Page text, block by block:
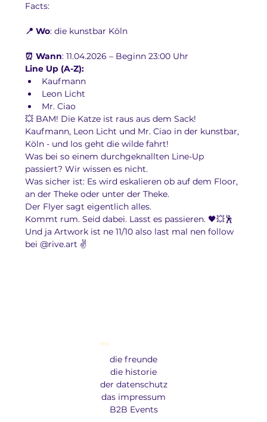
Facts:
📍 Wo: die kunstbar Köln
⏰ Wann: 11.04.2026 – Beginn 23:00 Uhr
Line Up (A-Z):
Kaufmann
Leon Licht
Mr. Ciao
💥 BAM! Die Katze ist raus aus dem Sack!
Kaufmann, Leon Licht und Mr. Ciao in der kunstbar,
Köln - und los geht die wilde fahrt!
Was bei so einem durchgeknallten Line-Up
passiert? Wir wissen es nicht.
Was sicher ist: Es wird eskalieren ob auf dem Floor,
an der Theke oder unter der Theke.
Der Flyer sagt eigentlich alles.
Kommt rum. Seid dabei. Lasst es passieren. 🖤💥🕺
Und ja Artwork ist ne 11/10 also last mal nen follow
bei @rive.art ✌️
Menu
die freunde
die historie
der datenschutz
das impressum
B2B Events